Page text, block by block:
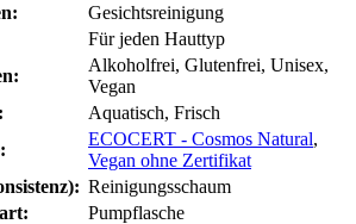
Gesichtsreinigung
Für jeden Hauttyp
Alkoholfrei, Glutenfrei, Unisex,
Vegan
Aquatisch, Frisch
ECOCERT - Cosmos Natural,
Vegan ohne Zertifikat
Reinigungsschaum
Pumpflasche